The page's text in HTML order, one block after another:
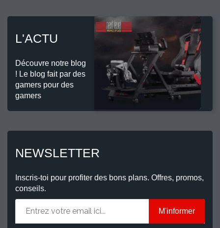
L'ACTU
Découvre notre blog
! Le blog fait par des
gamers pour des
gamers
NEWSLETTER
Inscris-toi pour profiter des bons plans. Offres, promos,
conseils.
M'informer